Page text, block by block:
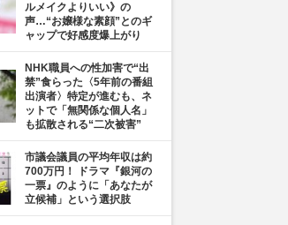
のストライク判定に不満を示した一球。ネットでも物議
ルメイクよりいい》の
声…“お嬢様な素顔”とのギ
ャップで好感度爆上がり
NHK職員への性加害で“出
禁”食らった〈5年前の番組
出演者〉特定が進むも、ネ
ットで「無関係な個人名」
も拡散される“二次被害”
市議会議員の平均年収は約
700万円！ ドラマ『銀河の
一票』のように「あなたが
立候補」という選択肢